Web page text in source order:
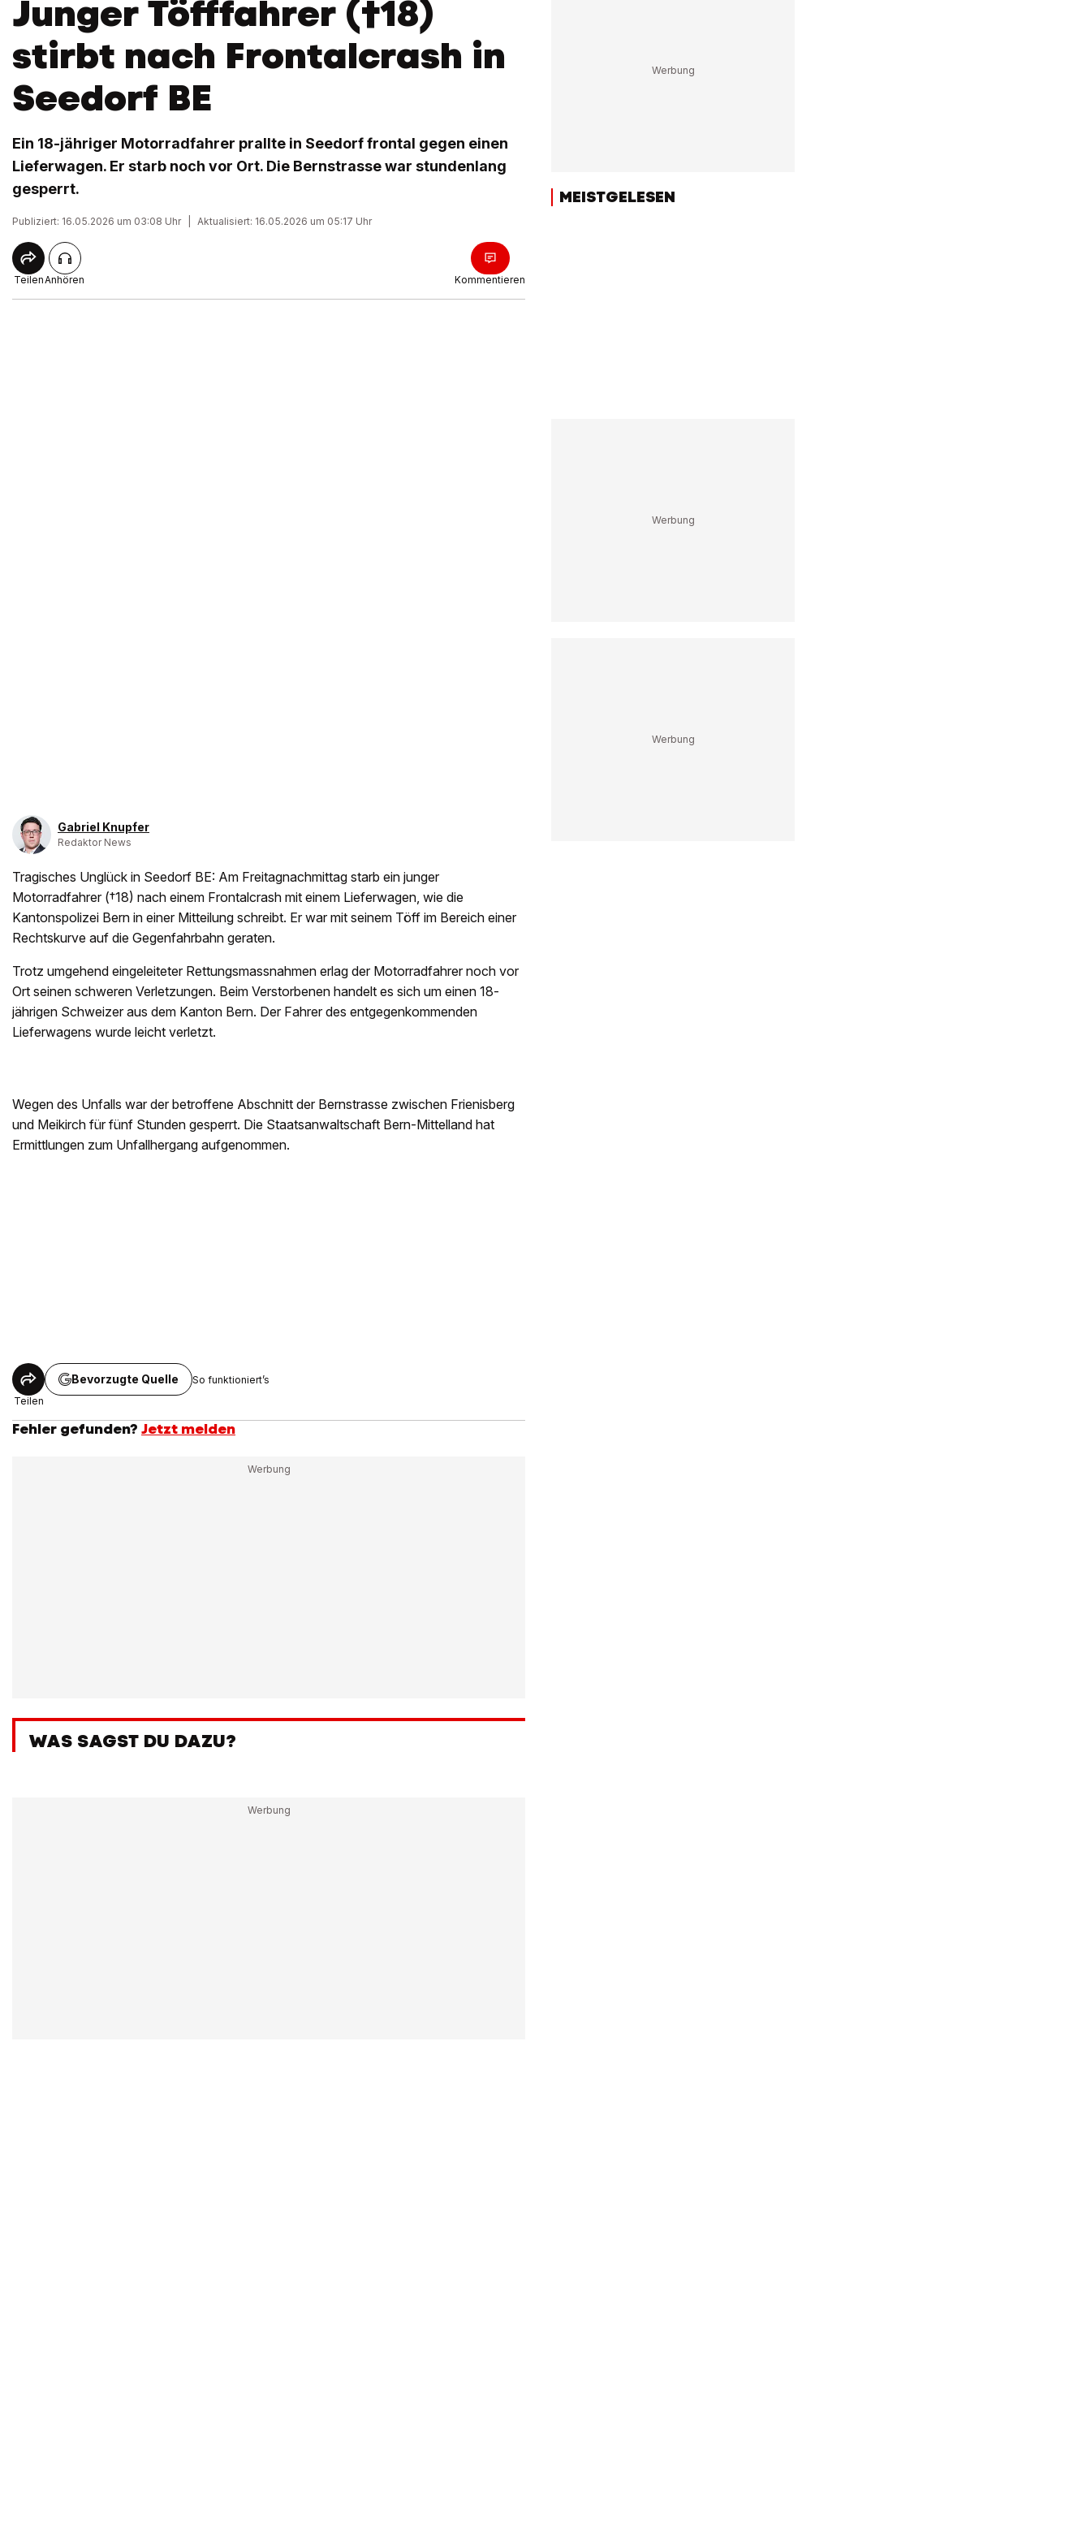
Junger Töfffahrer (†18)
stirbt nach Frontalcrash in
Seedorf BE
Ein 18-jähriger Motorradfahrer prallte in Seedorf frontal gegen einen
Lieferwagen. Er starb noch vor Ort. Die Bernstrasse war stundenlang
gesperrt.
Publiziert: 16.05.2026 um 03:08 Uhr Aktualisiert: 16.05.2026 um 05:17 Uhr
TeilenAnhören Kommentieren
Gabriel Knupfer
Redaktor News
Tragisches Unglück in Seedorf BE: Am Freitagnachmittag starb ein junger
Motorradfahrer (†18) nach einem Frontalcrash mit einem Lieferwagen, wie die
Kantonspolizei Bern in einer Mitteilung schreibt. Er war mit seinem Töff im Bereich einer
Rechtskurve auf die Gegenfahrbahn geraten.
Trotz umgehend eingeleiteter Rettungsmassnahmen erlag der Motorradfahrer noch vor
Ort seinen schweren Verletzungen. Beim Verstorbenen handelt es sich um einen 18-
jährigen Schweizer aus dem Kanton Bern. Der Fahrer des entgegenkommenden
Lieferwagens wurde leicht verletzt.
Wegen des Unfalls war der betroffene Abschnitt der Bernstrasse zwischen Frienisberg
und Meikirch für fünf Stunden gesperrt. Die Staatsanwaltschaft Bern-Mittelland hat
Ermittlungen zum Unfallhergang aufgenommen.
Teilen
Bevorzugte Quelle So funktioniert’s
Fehler gefunden? Jetzt melden
WAS SAGST DU DAZU?
MEISTGELESEN